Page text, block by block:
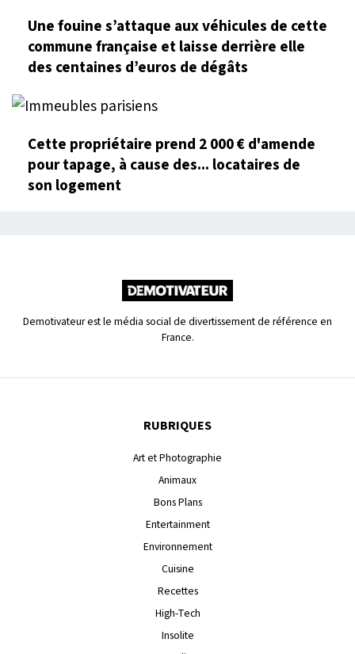
Une fouine s’attaque aux véhicules de cette
commune française et laisse derrière elle
des centaines d’euros de dégâts
Cette propriétaire prend 2 000 € d'amende
pour tapage, à cause des... locataires de
son logement
Demotivateur est le média social de divertissement de référence en
France.
RUBRIQUES
Art et Photographie
Animaux
Bons Plans
Entertainment
Environnement
Cuisine
Recettes
High-Tech
Insolite